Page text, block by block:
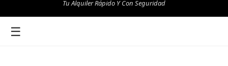
Tu Alquiler Rápido Y Con Seguridad
☰